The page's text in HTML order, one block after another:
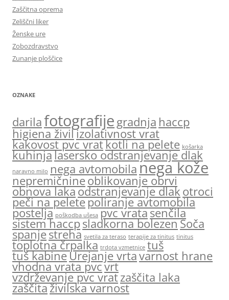
Zaščitna oprema
Zeliščni liker
Ženske ure
Zobozdravstvo
Zunanje ploščice
OZNAKE
darilafotografije gradnja haccp
higiena živilizolativnost vrat
kakovost pvc vratkotli na pelete košarka
kuhinjalasersko odstranjevanje dlak
naravno milo nega avtomobila nega kože
nepremičnineoblikovanje obrvi
obnova lakaodstranjevanje dlak otroci
peči na peletepoliranje avtomobila
postelja poškodba ušesa pvc vratasenčila
sistem haccpsladkorna bolezenSoča
spanjestreha svetila za teraso terapije za tinitus tinitus
toplotna črpalka trdota vzmetnice tuš
tuš kabineUrejanje vrtavarnost hrane
vhodna vrata pvcvrt
vzdrževanje pvc vratzaščita laka
zaščitaživilska varnost